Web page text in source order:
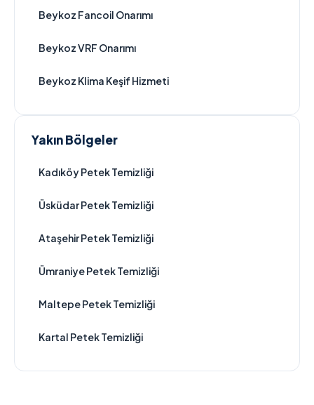
Beykoz Fancoil Onarımı
Beykoz VRF Onarımı
Beykoz Klima Keşif Hizmeti
Yakın Bölgeler
Kadıköy Petek Temizliği
Üsküdar Petek Temizliği
Ataşehir Petek Temizliği
Ümraniye Petek Temizliği
Maltepe Petek Temizliği
Kartal Petek Temizliği